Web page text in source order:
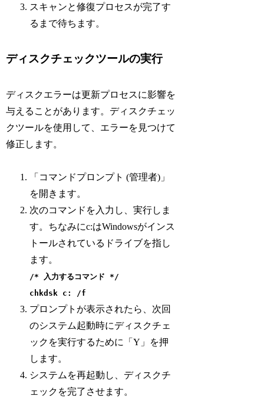
スキャンと修復プロセスが完了す
るまで待ちます。
ディスクチェックツールの実行
ディスクエラーは更新プロセスに影響を
与えることがあります。ディスクチェッ
クツールを使用して、エラーを見つけて
修正します。
「コマンドプロンプト (管理者)」
を開きます。
次のコマンドを入力し、実行しま
す。ちなみにc:はWindowsがインス
トールされているドライブを指し
ます。
/* 入力するコマンド */
chkdsk c: /f
プロンプトが表示されたら、次回
のシステム起動時にディスクチェ
ックを実行するために「Y」を押
します。
システムを再起動し、ディスクチ
ェックを完了させます。